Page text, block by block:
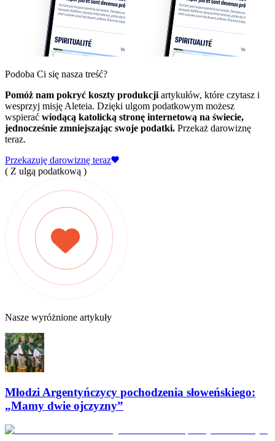
Podoba Ci się nasza treść?
Pomóż nam pokryć koszty produkcji artykułów, które czytasz i
wesprzyj misję Aleteia. Dzięki ulgom podatkowym możesz
wspierać wiodącą katolicką stronę internetową na świecie,
jednocześnie zmniejszając swoje podatki. Przekaż darowiznę
teraz.
Przekazuję darowiznę teraz
( Z ulgą podatkową )
Nasze wyróżnione artykuły
Młodzi Argentyńczycy pochodzenia słoweńskiego:
„Mamy dwie ojczyzny”